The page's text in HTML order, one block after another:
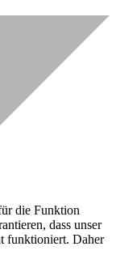
die Funktion
dass unser
funktioniert. Daher